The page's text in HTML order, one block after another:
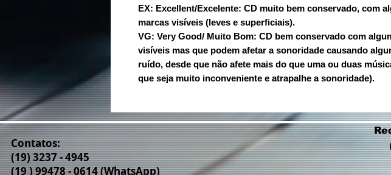
EX: Excellent/Excelente: CD muito bem conservado, com
marcas visíveis (leves e superficiais).
VG: Very Good/ Muito Bom: CD bem conservado com
visíveis mas que podem afetar a sonoridade causando
ruído, desde que não afete mais do que uma ou duas
que seja muito inconveniente e atrapalhe a sonoridade).
Contatos:
(19) 3237 - 4945
(19 ) 99478 - 0614 (WhatsApp)